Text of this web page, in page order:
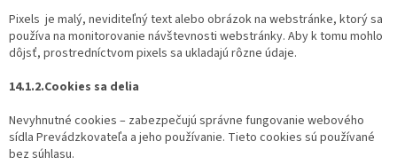
Pixels je malý, neviditeľný text alebo obrázok na webstránke, ktorý sa
používa na monitorovanie návštevnosti webstránky. Aby k tomu mohlo
dôjsť, prostredníctvom pixels sa ukladajú rôzne údaje.
14.1.2.Cookies sa delia
Nevyhnutné cookies – zabezpečujú správne fungovanie webového
sídla Prevádzkovateľa a jeho používanie. Tieto cookies sú používané
bez súhlasu.